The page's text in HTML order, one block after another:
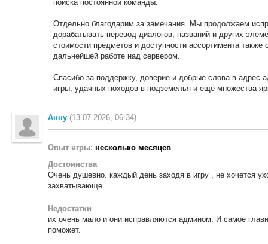
поиска постоянной команды.
Отдельно благодарим за замечания. Мы продолжаем
дорабатывать перевод диалогов, названий и других
стоимости предметов и доступности ассортимента также
дальнейшей работе над сервером.
Спасибо за поддержку, доверие и добрые слова в адрес
игры, удачных походов в подземелья и ещё множества
Анну (13-07-2026, 06:34)
Опыт игры: несколько месяцев
Достоинства
Очень душевно. каждый день заходя в игру , не хочется
захватывающе
Недостатки
их очень мало и они исправляются админом. И самое
поможет.